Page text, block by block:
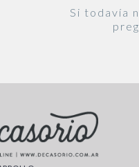
Si todavía